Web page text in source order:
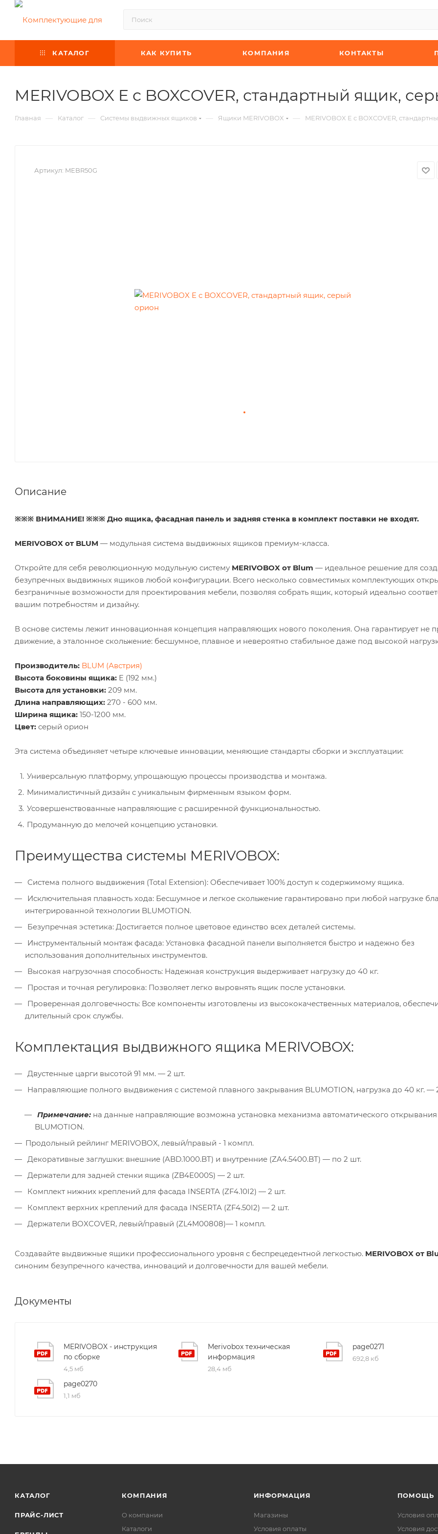
КАТАЛОГ КАК КУПИТЬ КОМПАНИЯ КОНТАКТЫ
MERIVOBOX E с BOXCOVER, стандартный ящик,
Главная — Каталог — Системы выдвижных ящиков — Ящики MERIVOBOX — MERIVOBOX E с BOXCOVER,
Артикул: MEBR50G
Описание
※※※ ВНИМАНИЕ! ※※※ Дно ящика, фасадная панель и задняя стенка в комплект поставки не входят.
MERIVOBOX от BLUM — модульная система выдвижных ящиков премиум-класса.
Откройте для себя революционную модульную систему MERIVOBOX от Blum — идеальное решение для
безупречных выдвижных ящиков любой конфигурации. Всего несколько совместимых комплектующих
безграничные возможности для проектирования мебели, позволяя собрать ящик, который идеально
вашим потребностям и дизайну.
В основе системы лежит инновационная концепция направляющих нового поколения. Она гарантирует не
движение, а эталонное скольжение: бесшумное, плавное и невероятно стабильное даже под высокой
Производитель: BLUM (Австрия)
Высота боковины ящика: E (192 мм.)
Высота для установки: 209 мм.
Длина направляющих: 270 - 600 мм.
Ширина ящика: 150-1200 мм.
Цвет: серый орион
Эта система объединяет четыре ключевые инновации, меняющие стандарты сборки и эксплуатации:
Универсальную платформу, упрощающую процессы производства и монтажа.
Минималистичный дизайн с уникальным фирменным языком форм.
Усовершенствованные направляющие с расширенной функциональностью.
Продуманную до мелочей концепцию установки.
Преимущества системы MERIVOBOX:
Система полного выдвижения (Total Extension): Обеспечивает 100% доступ к содержимому ящика.
Исключительная плавность хода: Бесшумное и легкое скольжение гарантировано при любой нагрузке
интегрированной технологии BLUMOTION.
Безупречная эстетика: Достигается полное цветовое единство всех деталей системы.
Инструментальный монтаж фасада: Установка фасадной панели выполняется быстро и надежно без
использования дополнительных инструментов.
Высокая нагрузочная способность: Надежная конструкция выдерживает нагрузку до 40 кг.
Простая и точная регулировка: Позволяет легко выровнять ящик после установки.
Проверенная долговечность: Все компоненты изготовлены из высококачественных материалов,
длительный срок службы.
Комплектация выдвижного ящика MERIVOBOX:
Двустенные царги высотой 91 мм. — 2 шт.
Направляющие полного выдвижения с системой плавного закрывания BLUMOTION, нагрузка до 40 кг. —
Примечание: на данные направляющие возможна установка механизма автоматического открывания
BLUMOTION.
Продольный рейлинг MERIVOBOX, левый/правый - 1 компл.
Декоративные заглушки: внешние (ABD.1000.BT) и внутренние (ZA4.5400.BT) — по 2 шт.
Держатели для задней стенки ящика (ZB4E000S) — 2 шт.
Комплект нижних креплений для фасада INSERTA (ZF4.10I2) — 2 шт.
Комплект верхних креплений для фасада INSERTA (ZF4.50I2) — 2 шт.
Держатели BOXCOVER, левый/правый (ZL4M00808)— 1 компл.
Создавайте выдвижные ящики профессионального уровня с беспрецедентной легкостью. MERIVOBOX от
синоним безупречного качества, инноваций и долговечности для вашей мебели.
Документы
MERIVOBOX - инструкция
по сборке
4,5 мб
Merivobox техническая
информация
28,4 мб
page0271
692,8 кб
page0270
1,1 мб
КАТАЛОГ
ПРАЙС-ЛИСТ
КОМПАНИЯ
О компании
Каталоги
ИНФОРМАЦИЯ
Магазины
Условия оплаты
ПОМОЩЬ
Условия
Условия